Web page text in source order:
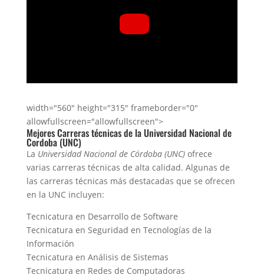
width="560" height="315" frameborder="0"
allowfullscreen="allowfullscreen">
Mejores Carreras técnicas de la Universidad Nacional de
Cordoba (UNC)
La Universidad Nacional de Córdoba (UNC)ofrece
varias carreras técnicas de alta calidad. Algunas de
las carreras técnicas más destacadas que se ofrecen
en la UNC incluyen:
Tecnicatura en Desarrollo de Software
Tecnicatura en Seguridad en Tecnologías de la
Información
Tecnicatura en Análisis de Sistemas
Tecnicatura en Redes de Computadoras